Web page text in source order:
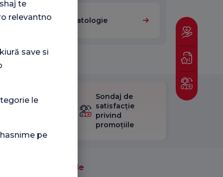
Ortopedie și Traumatologie
Unități medicale
Sondaj de
satisfacție
privind
promoțiile
te
relevantno
save si
le
pe